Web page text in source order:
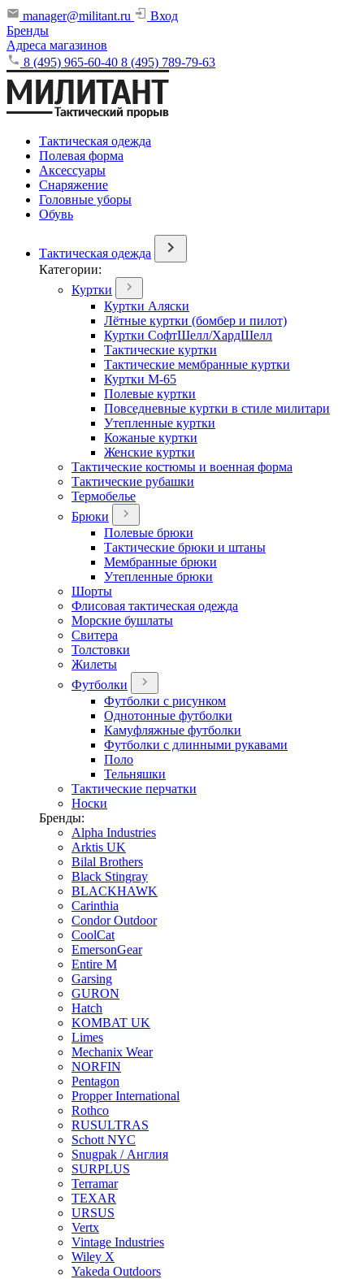
manager@militant.ru
Вход
Бренды
Адреса магазинов
8 (495) 965-60-40 8 (495) 789-79-63
Тактическая одежда
Полевая форма
Аксессуары
Снаряжение
Головные уборы
Обувь
Тактическая одежда
Категории:
Куртки
Куртки Аляски
Лётные куртки (бомбер и пилот)
Куртки СофтШелл/ХардШелл
Тактические куртки
Тактические мембранные куртки
Куртки М-65
Полевые куртки
Повседневные куртки в стиле милитари
Утепленные куртки
Кожаные куртки
Женские куртки
Тактические костюмы и военная форма
Тактические рубашки
Термобелье
Брюки
Полевые брюки
Тактические брюки и штаны
Мембранные брюки
Утепленные брюки
Шорты
Флисовая тактическая одежда
Морские бушлаты
Свитера
Толстовки
Жилеты
Футболки
Футболки с рисунком
Однотонные футболки
Камуфляжные футболки
Футболки с длинными рукавами
Поло
Тельняшки
Тактические перчатки
Носки
Бренды:
Alpha Industries
Arktis UK
Bilal Brothers
Black Stingray
BLACKHAWK
Carinthia
Condor Outdoor
CoolCat
EmersonGear
Entire M
Garsing
GURON
Hatch
KOMBAT UK
Limes
Mechanix Wear
NORFIN
Pentagon
Propper International
Rothco
RUSULTRAS
Schott NYC
Snugpak / Англия
SURPLUS
Terramar
TEXAR
URSUS
Vertx
Vintage Industries
Wiley X
Yakeda Outdoors